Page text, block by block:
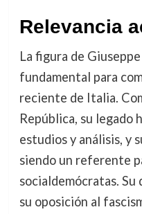
Relevancia
La figura de
fundamental para
reciente de Italia.
República, su legado
estudios y análisis, y
siendo un referente
socialdemócratas. Su
su oposición al